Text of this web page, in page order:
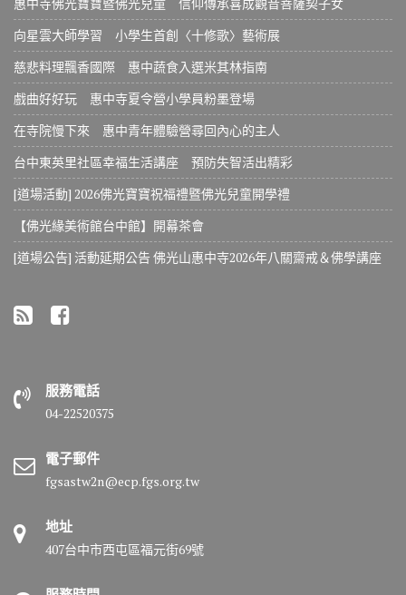
向星雲大師學習 小學生首創〈十修歌〉藝術展
慈悲料理飄香國際 惠中蔬食入選米其林指南
戲曲好好玩 惠中寺夏令營小學員粉墨登場
在寺院慢下來 惠中青年體驗營尋回內心的主人
台中東英里社區幸福生活講座 預防失智活出精彩
[道場活動] 2026佛光寶寶祝福禮暨佛光兒童開學禮
【佛光緣美術館台中館】開幕茶會
[道場公告] 活動延期公告 佛光山惠中寺2026年八關齋戒＆佛學講座
服務電話
04-22520375
電子郵件
fgsastw2n@ecp.fgs.org.tw
地址
407台中市西屯區福元街69號